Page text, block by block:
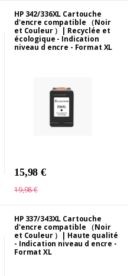
HP 342/336XL Cartouche
d'encre compatible （Noir
et Couleur ）| Recyclée et
écologique - Indication
niveau d encre - Format XL
15,98 €
19,98 €
HP 337/343XL Cartouche
d'encre compatible （Noir
et Couleur ）| Haute qualité
- Indication niveau d encre -
Format XL